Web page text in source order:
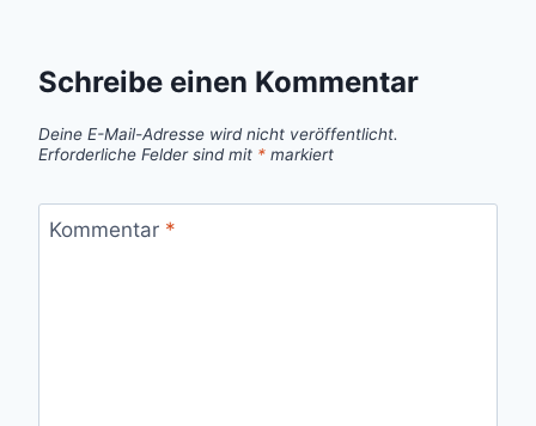
Schreibe einen Kommentar
Deine E-Mail-Adresse wird nicht veröffentlicht.
Erforderliche Felder sind mit * markiert
Kommentar *